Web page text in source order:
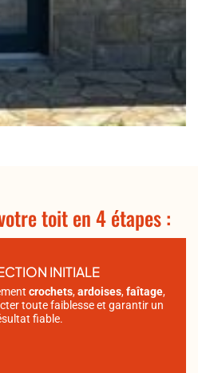
toit en 4 étapes :
INITIALE
crochets,ardoises,faîtage,
toute faiblesse et garantir un
fiable.